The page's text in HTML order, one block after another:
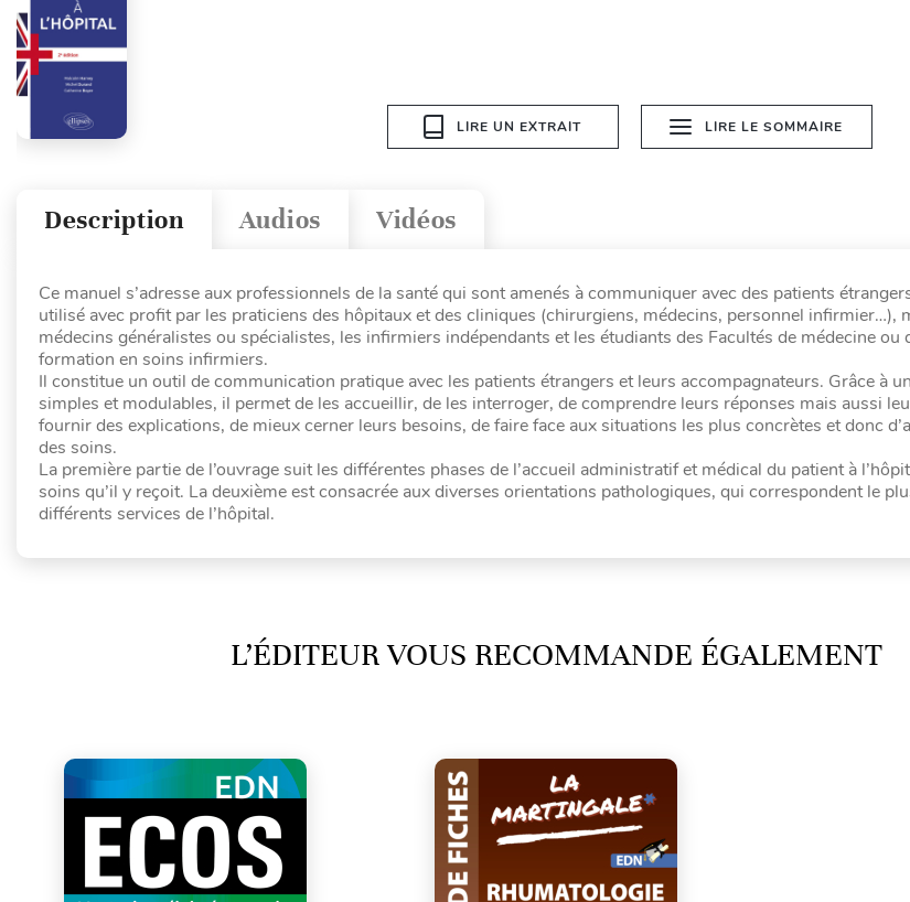
LIRE UN EXTRAIT LIRE LE SOMMAIRE
Vidéos
Audios
Description
Ce manuel s’adresse aux professionnels de la santé qui sont amenés à communiquer avec des patients
utilisé avec profit par les praticiens des hôpitaux et des cliniques (chirurgiens, médecins, personnel infirmier…),
médecins généralistes ou spécialistes, les infirmiers indépendants et les étudiants des Facultés de médecine ou
formation en soins infirmiers.
Il constitue un outil de communication pratique avec les patients étrangers et leurs accompagnateurs. Grâce à
simples et modulables, il permet de les accueillir, de les interroger, de comprendre leurs réponses mais aussi
fournir des explications, de mieux cerner leurs besoins, de faire face aux situations les plus concrètes et donc
des soins.
La première partie de l’ouvrage suit les différentes phases de l’accueil administratif et médical du patient à
soins qu’il y reçoit. La deuxième est consacrée aux diverses orientations pathologiques, qui correspondent le
différents services de l’hôpital.
L’ÉDITEUR VOUS RECOMMANDE ÉGALEMENT